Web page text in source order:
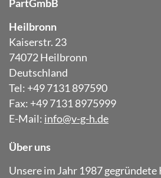
PartGmbB
Heilbronn
Kaiserstr. 23
74072 Heilbronn
Deutschland
Tel: +49 7131 897590
Fax: +49 7131 8975999
E-Mail: info@v-g-h.de
Über uns
Unsere im Jahr 1987 gegründete